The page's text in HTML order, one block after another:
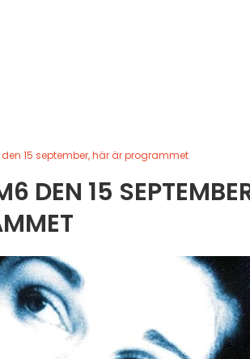
15 september, här är programmet
DEN 15